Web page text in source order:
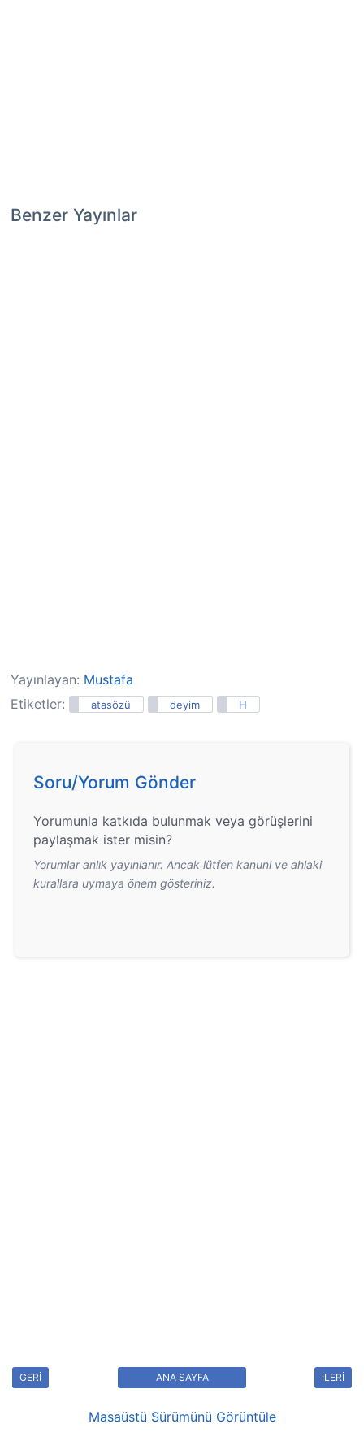
Benzer Yayınlar
Yayınlayan: Mustafa
Etiketler:
atasözü deyim H
Soru/Yorum Gönder
Yorumunla katkıda bulunmak veya görüşlerini
paylaşmak ister misin?
Yorumlar anlık yayınlanır. Ancak lütfen kanuni ve ahlaki
kurallara uymaya önem gösteriniz.
GERİ İLERİ
ANA SAYFA
Masaüstü Sürümünü Görüntüle